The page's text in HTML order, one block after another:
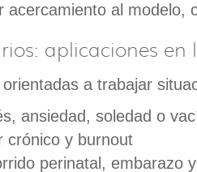
acercamiento al modelo,
aplicaciones en
orientadas a trabajar
ansiedad, soledad o
crónico y burnout
perinatal, embarazo